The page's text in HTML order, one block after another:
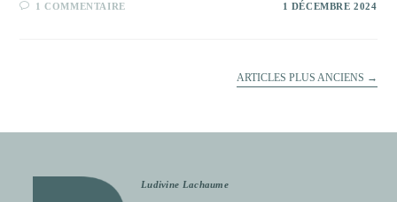
1 COMMENTAIRE 1 DÉCEMBRE 2024
ARTICLES PLUS ANCIENS →
Ludivine Lachaume